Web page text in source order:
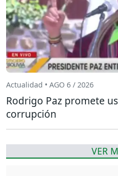
Actualidad • AGO 6 / 2026
Rodrigo Paz promete
corrupción
VER